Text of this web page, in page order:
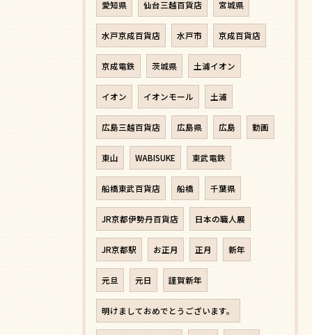
愛知県 仙台三越百貨店 宮城県
水戸京成百貨店 水戸市 京成百貨店
京成電鉄 茨城県 土浦イオン
イオン イオンモール 土浦
広島三越百貨店 広島県 広島 動画
東山 WABISUKE 東武電鉄
船橋東武百貨店 船橋 千葉県
JR京都伊勢丹百貨店 日本の職人展
JR京都駅 お正月 正月 新年
元旦 元日 謹賀新年
明けましておめでとうございます。